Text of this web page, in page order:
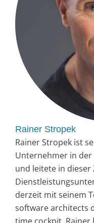
Rainer Stropek
Rainer Stropek ist
Unternehmer in der
und leitete in dieser
derzeit mit seinem
software architects